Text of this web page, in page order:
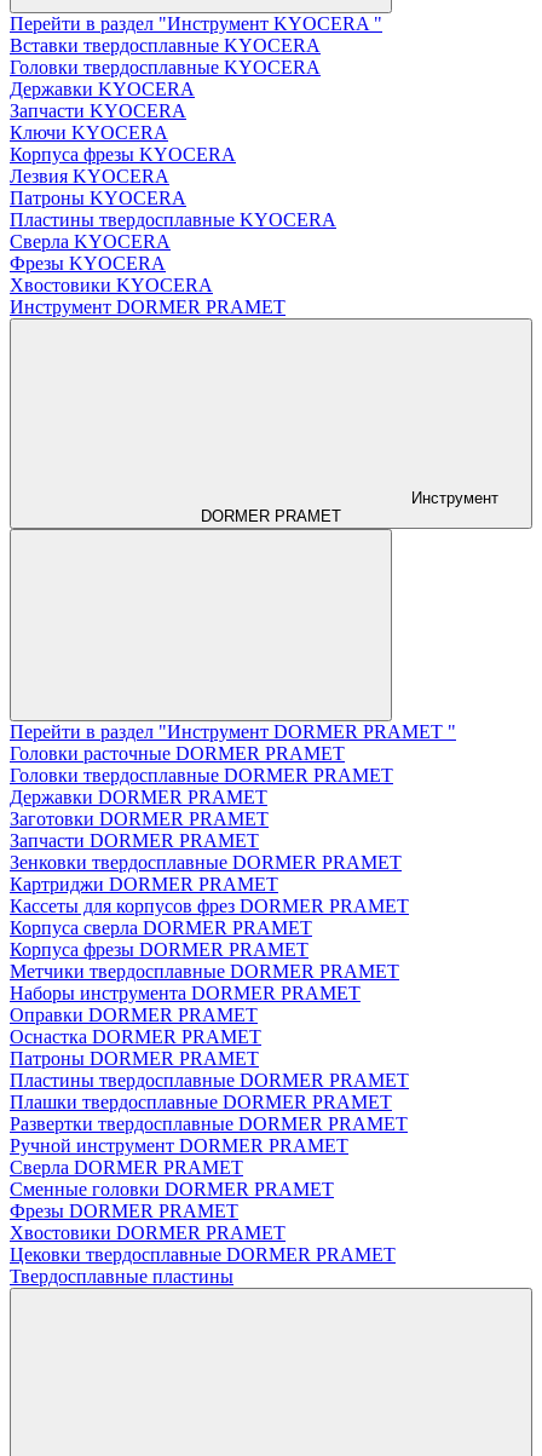
Перейти в раздел "Инструмент KYOCERA "
Вставки твердосплавные KYOCERA
Головки твердосплавные KYOCERA
Державки KYOCERA
Запчасти KYOCERA
Ключи KYOCERA
Корпуса фрезы KYOCERA
Лезвия KYOCERA
Патроны KYOCERA
Пластины твердосплавные KYOCERA
Сверла KYOCERA
Фрезы KYOCERA
Хвостовики KYOCERA
Инструмент DORMER PRAMET
Инструмент
DORMER PRAMET
Перейти в раздел "Инструмент DORMER PRAMET "
Головки расточные DORMER PRAMET
Головки твердосплавные DORMER PRAMET
Державки DORMER PRAMET
Заготовки DORMER PRAMET
Запчасти DORMER PRAMET
Зенковки твердосплавные DORMER PRAMET
Картриджи DORMER PRAMET
Кассеты для корпусов фрез DORMER PRAMET
Корпуса сверла DORMER PRAMET
Корпуса фрезы DORMER PRAMET
Метчики твердосплавные DORMER PRAMET
Наборы инструмента DORMER PRAMET
Оправки DORMER PRAMET
Оснастка DORMER PRAMET
Патроны DORMER PRAMET
Пластины твердосплавные DORMER PRAMET
Плашки твердосплавные DORMER PRAMET
Развертки твердосплавные DORMER PRAMET
Ручной инструмент DORMER PRAMET
Сверла DORMER PRAMET
Сменные головки DORMER PRAMET
Фрезы DORMER PRAMET
Хвостовики DORMER PRAMET
Цековки твердосплавные DORMER PRAMET
Твердосплавные пластины